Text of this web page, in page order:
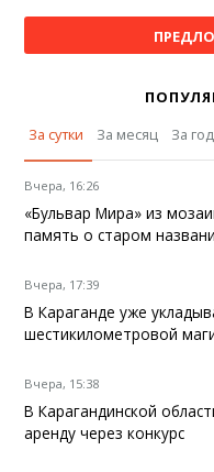
За сутки
За месяц За год
Вчера, 16:26
«Бульвар Мира» из
память о старом
Вчера, 17:39
В Караганде уже
шестикилометровой
Вчера, 15:38
В Карагандинской
аренду через конкурс